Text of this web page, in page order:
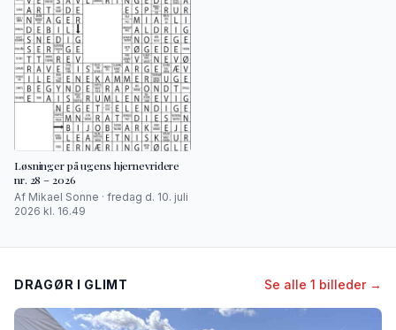
Løsninger på ugens hjernevridere
nr. 28 – 2026
Af Mikael Sonne · fredag d. 10. juli
2026 kl. 16.49
DRAGØR I GLIMT Se alle 1 billeder →